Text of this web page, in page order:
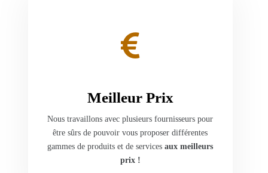
Meilleur Prix
Nous travaillons avec plusieurs fournisseurs pour
être sûrs de pouvoir vous proposer différentes
gammes de produits et de servicesaux meilleurs
prix !